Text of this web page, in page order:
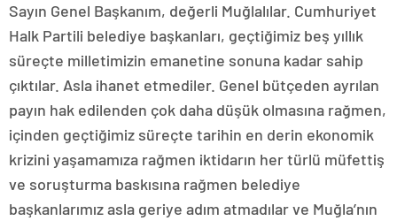
Sayın Genel Başkanım, değerli Muğlalılar. Cumhuriyet
Halk Partili belediye başkanları, geçtiğimiz beş yıllık
süreçte milletimizin emanetine sonuna kadar sahip
çıktılar. Asla ihanet etmediler. Genel bütçeden ayrılan
payın hak edilenden çok daha düşük olmasına rağmen,
içinden geçtiğimiz süreçte tarihin en derin ekonomik
krizini yaşamamıza rağmen iktidarın her türlü müfettiş
ve soruşturma baskısına rağmen belediye
başkanlarımız asla geriye adım atmadılar ve Muğla’nın